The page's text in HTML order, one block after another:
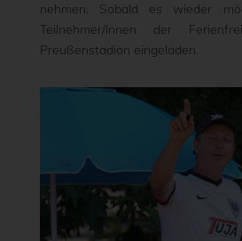
nehmen. Sobald es wieder
Teilnehmer/Innen der
Preußenstadion eingeladen.